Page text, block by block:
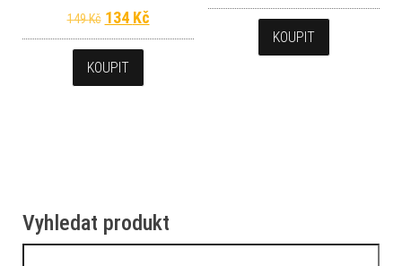
149Kč Původní cena byla: 149 Kč.
134 KčAktuální cena je: 134 Kč.
KOUPIT
KOUPIT
Vyhledat produkt